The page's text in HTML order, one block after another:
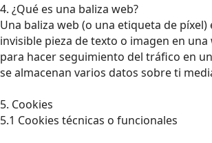
4. ¿Qué es una baliza web?
Una baliza web (o una etiqueta de píxel)
invisible pieza de texto o imagen en
para hacer seguimiento del tráfico en
se almacenan varios datos sobre ti
5. Cookies
5.1 Cookies técnicas o funcionales